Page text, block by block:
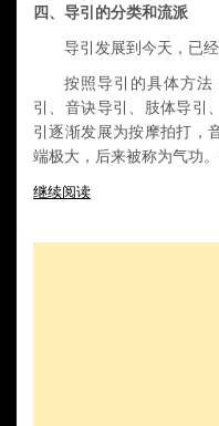
四、导引的分类和流派
导引发展到今天，已
按照导引的具体方
引、音诀导引、肢体导引
引逐渐发展为按摩拍打，
端极大，后来被称为气功
继续阅读